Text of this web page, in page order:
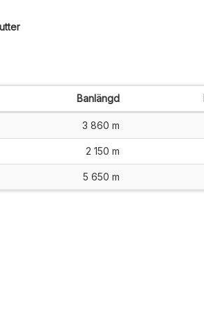
Banlängd
3 860 m
2 150 m
5 650 m